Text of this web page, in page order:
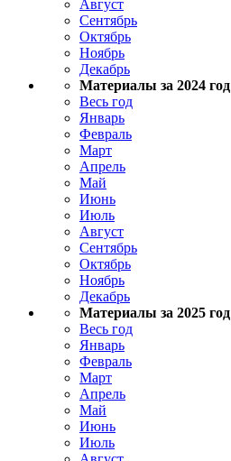
Август
Сентябрь
Октябрь
Ноябрь
Декабрь
Материалы за 2024 год
Весь год
Январь
Февраль
Март
Апрель
Май
Июнь
Июль
Август
Сентябрь
Октябрь
Ноябрь
Декабрь
Материалы за 2025 год
Весь год
Январь
Февраль
Март
Апрель
Май
Июнь
Июль